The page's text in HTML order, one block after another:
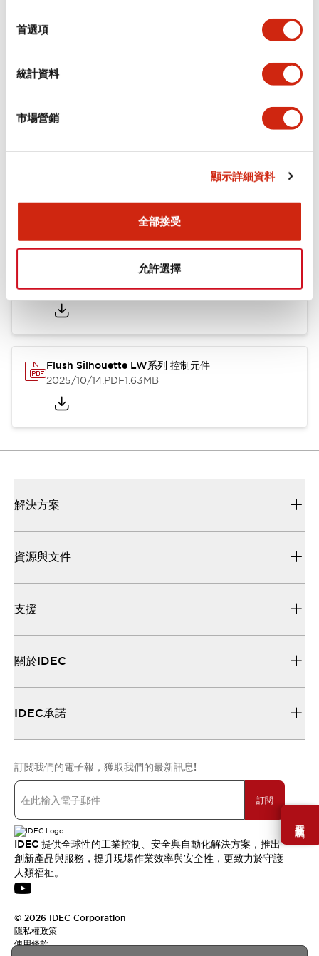
首選項
統計資料
市場營銷
顯示詳細資料
全部接受
允許選擇
需要幫助嗎？
安裝和安裝規範
認證與標準
Flush Silhouette LW系列 控制元件 (英文版)
2025/09/19.PDF1.23MB
Flush Silhouette LW系列 控制元件
2025/10/14.PDF1.63MB
解決方案
資源與文件
支援
關於IDEC
IDEC承諾
訂閱我們的電子報，獲取我們的最新訊息!
訂閱
IDEC 提供全球性的工業控制、安全與自動化解決方案，推出
創新產品與服務，提升現場作業效率與安全性，更致力於守護
人類福祉。
© 2026 IDEC Corporation
隱私權政策
使用條款